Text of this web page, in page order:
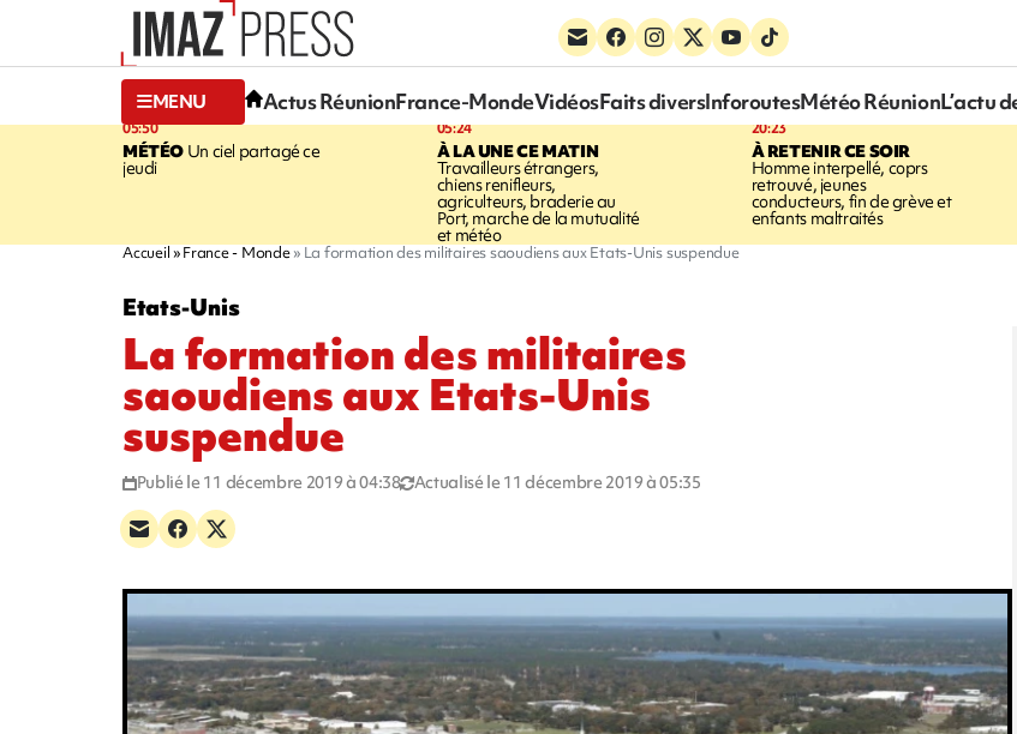
MENU Actus RéunionFrance-MondeVidéosFaits diversInforoutesMétéo RéunionL’actu
05:50
MÉTÉO Un ciel partagé ce
jeudi
05:24
À LA UNE CE MATIN
Travailleurs étrangers,
chiens renifleurs,
agriculteurs, braderie au
Port, marche de la mutualité
et météo
20:23
À RETENIR CE SOIR
Homme interpellé, coprs
retrouvé, jeunes
conducteurs, fin de grève et
enfants maltraités
Accueil France - Monde La formation des militaires saoudiens aux Etats-Unis suspendue
Etats-Unis
La formation des militaires
saoudiens aux Etats-Unis
suspendue
Publié le 11 décembre 2019 à 04:38 Actualisé le 11 décembre 2019 à 05:35